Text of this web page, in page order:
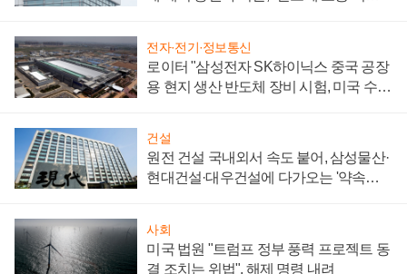
전자·전기·정보통신
로이터 "삼성전자 SK하이닉스 중국 공장
용 현지 생산 반도체 장비 시험, 미국 수출
건설
원전 건설 국내외서 속도 붙어, 삼성물산·
현대건설·대우건설에 다가오는 '약속의
사회
미국 법원 "트럼프 정부 풍력 프로젝트 동
결 조치는 위법", 해제 명령 내려